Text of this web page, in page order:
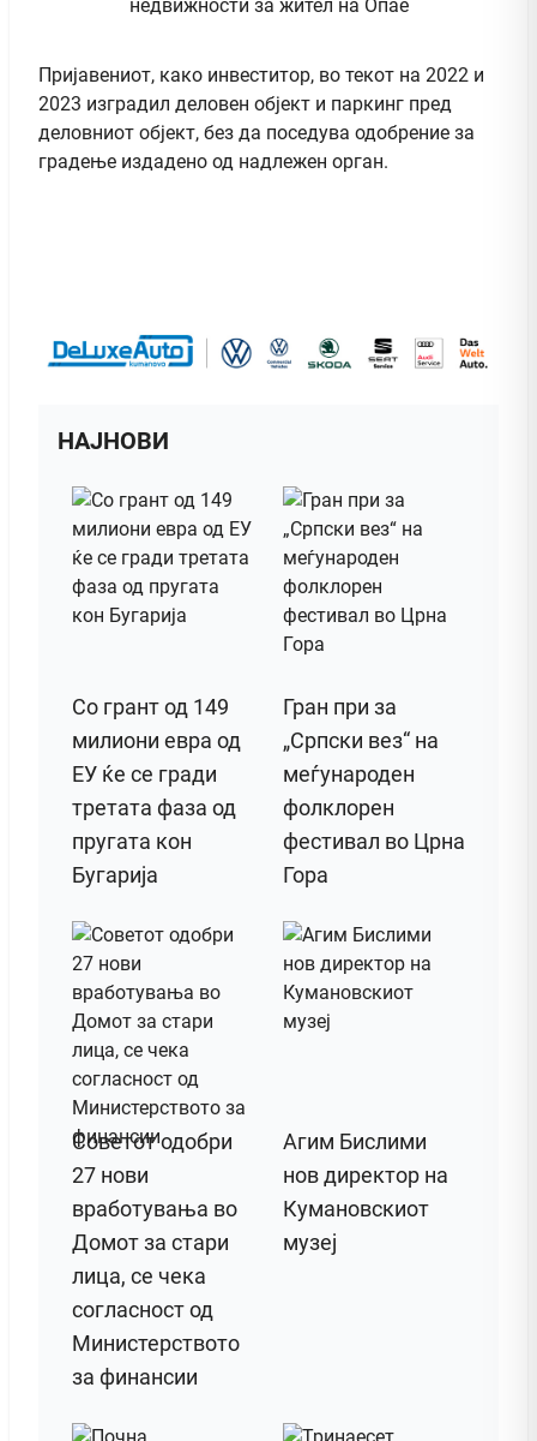
Пријавениот, како инвеститор, во текот на 2022 и
2023 изградил деловен објект и паркинг пред
деловниот објект, без да поседува одобрение за
градење издадено од надлежен орган.
НАЈНОВИ
Со грант од 149
милиони евра од
ЕУ ќе се гради
третата фаза од
пругата кон
Бугарија
Гран при за
„Српски вез“ на
меѓународен
фолклорен
фестивал во Црна
Гора
Советот одобри
27 нови
вработувања во
Домот за стари
лица, се чека
согласност од
Министерството
за финансии
Агим Бислими
нов директор на
Кумановскиот
музеј